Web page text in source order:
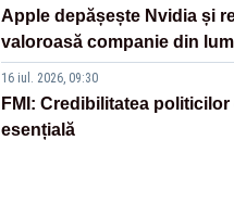
Apple depășește Nvidia și
valoroasă companie din
16 iul. 2026, 09:30
FMI: Credibilitatea
esențială